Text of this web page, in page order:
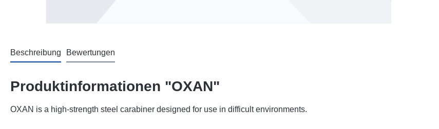
Beschreibung Bewertungen
Produktinformationen "OXAN"
OXAN is a high-strength steel carabiner designed for use in difficult environments.